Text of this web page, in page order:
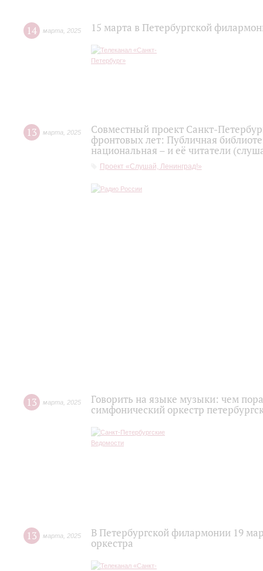
14 марта 2025 15 марта в Петербургской
13 марта 2025
Совместный проект Санкт-
фронтовых лет: Публичная
национальная – и её читатели
Проект «Слушай, Ленинград!»
13 марта 2025
Говорить на языке музыки: чем
симфонический оркестр
13 марта 2025
В Петербургской филармонии 19
оркестра